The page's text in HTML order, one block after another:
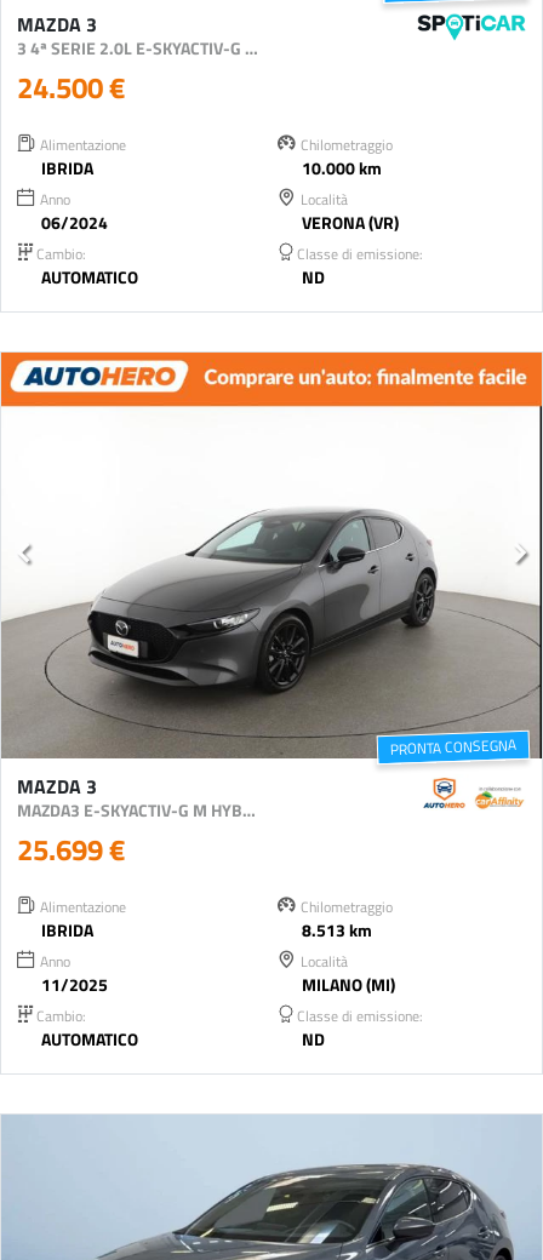
MAZDA 3
3 4ª SERIE 2.0L E-SKYACTIV-G 150 CV M HYBRID NAGISA
24.500 €
Alimentazione
IBRIDA
Chilometraggio
10.000 km
Anno
06/2024
Località
VERONA (VR)
Cambio:
AUTOMATICO
Classe di emissione:
ND
PRONTA CONSEGNA
MAZDA 3
MAZDA3 E-SKYACTIV-G M HYBRID HOMURA
25.699 €
Alimentazione
IBRIDA
Chilometraggio
8.513 km
Anno
11/2025
Località
MILANO (MI)
Cambio:
AUTOMATICO
Classe di emissione:
ND